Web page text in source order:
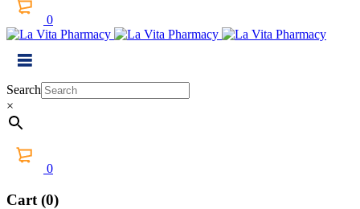
0
Search
×
0
Cart (0)